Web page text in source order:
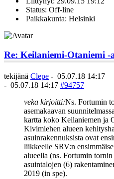
Status: Off-line
Paikkakunta: Helsinki
Re: Keilaniemi-Otaniemi -
tekijänä Clepe - 05.07.18 14:17
- 05.07.18 14:17 #94757
veka kirjoitti:Ns. Fortumin
asemakaavan
kartta koko Keilaniemen ja
Kivimiehen alueen
asuinrakennuksista ovat
liikkeelle SRV:n
alueella (ns. Fortumin
asuintalojen (6)
2019 (in spe).